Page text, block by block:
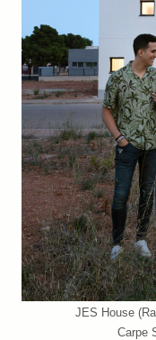
JES House
Carpe